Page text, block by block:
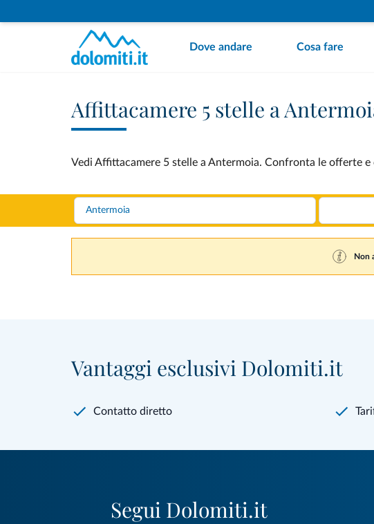
Dove andare Cosa fare
Affittacamere 5 stelle a
Vedi Affittacamere 5 stelle a Antermoia. Confronta le offerte
Non
Vantaggi esclusivi Dolomiti.it
Contatto diretto
Segui Dolomiti.it